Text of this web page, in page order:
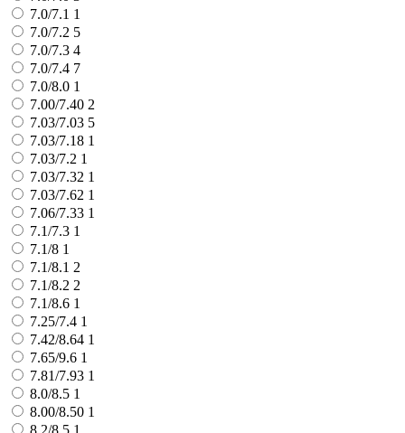
7.0/7.1 1
7.0/7.2 5
7.0/7.3 4
7.0/7.4 7
7.0/8.0 1
7.00/7.40 2
7.03/7.03 5
7.03/7.18 1
7.03/7.2 1
7.03/7.32 1
7.03/7.62 1
7.06/7.33 1
7.1/7.3 1
7.1/8 1
7.1/8.1 2
7.1/8.2 2
7.1/8.6 1
7.25/7.4 1
7.42/8.64 1
7.65/9.6 1
7.81/7.93 1
8.0/8.5 1
8.00/8.50 1
8.2/8.5 1